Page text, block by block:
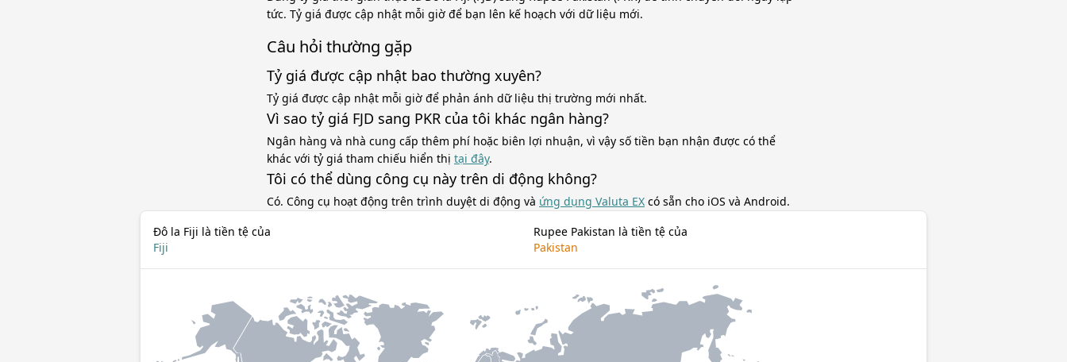
tức. Tỷ giá được cập nhật mỗi giờ để bạn lên kế hoạch với dữ liệu mới.
Câu hỏi thường gặp
Tỷ giá được cập nhật bao thường xuyên?
Tỷ giá được cập nhật mỗi giờ để phản ánh dữ liệu thị trường mới nhất.
Vì sao tỷ giá FJD sang PKR của tôi khác ngân hàng?
Ngân hàng và nhà cung cấp thêm phí hoặc biên lợi nhuận, vì vậy số tiền bạn nhận được có thể
khác với tỷ giá tham chiếu hiển thị tại đây.
Tôi có thể dùng công cụ này trên di động không?
Có. Công cụ hoạt động trên trình duyệt di động và ứng dụng Valuta EX có sẵn cho iOS và Android.
Đô la Fiji là tiền tệ của
Fiji
Rupee Pakistan là tiền tệ của
Pakistan